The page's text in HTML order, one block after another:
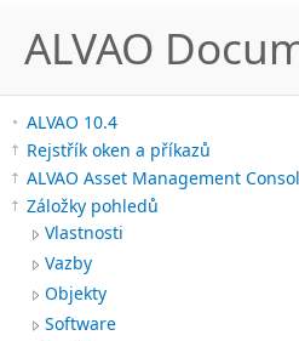
ALVAO
ALVAO 10.4
Rejstřík oken a příkazů
ALVAO Asset Management
Záložky pohledů
Vlastnosti
Vazby
Objekty
Software